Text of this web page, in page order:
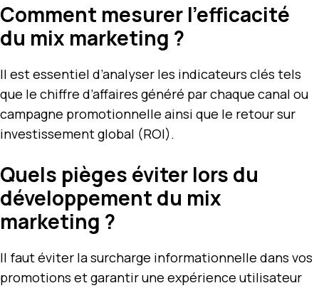
Comment mesurer l’efficacité
du mix marketing ?
Il est essentiel d’analyser les indicateurs clés tels
que le chiffre d’affaires généré par chaque canal ou
campagne promotionnelle ainsi que le retour sur
investissement global (ROI).
Quels pièges éviter lors du
développement du mix
marketing ?
Il faut éviter la surcharge informationnelle dans vos
promotions et garantir une expérience utilisateur